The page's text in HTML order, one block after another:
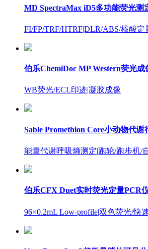
MD SpectraMax iD5多功能荧光测
FI/FP/TRF/HTRF|DLR/ABS/核酸定
伯乐ChemiDoc MP Western荧光成
WB荧光/ECL印迹|凝胶成像
Sable Promethion Core小动物代
能量代谢呼吸熵测定|跑轮/跑步机/
伯乐CFX Duet实时荧光定量PCR
96×0.2mL Low-profile|双色荧光/快